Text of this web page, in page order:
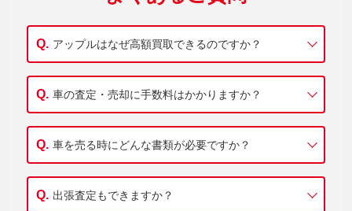
アップルはなぜ高額買取できるのですか？
車の査定・売却に手数料はかかりますか？
車を売る時にどんな書類が必要ですか？
出張査定もできますか？